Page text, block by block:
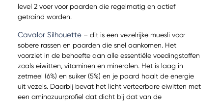
level 2 voer voor paarden die regelmatig en actief
getraind worden.
Cavalor Silhouette – dit is een vezelrijke muesli voor
sobere rassen en paarden die snel aankomen. Het
voorziet in de behoefte aan alle essentiële voedingstoffen
zoals eiwitten, vitaminen en mineralen. Het is laag in
zetmeel (6%) en suiker (5%) en je paard haalt de energie
uit vezels. Daarbij bevat het licht verteerbare eiwitten met
een aminozuurprofiel dat dicht bij dat van de